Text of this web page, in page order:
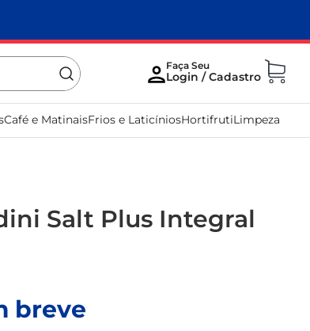
Café e MatinaisFrios e LaticíniosHortifrutiLimpeza
Salt Plus Integral
breve